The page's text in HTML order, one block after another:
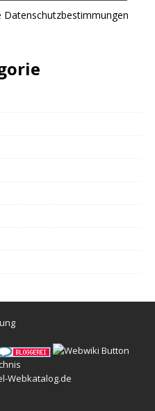
Datenschutzbestimmungen
Webkatalog.de